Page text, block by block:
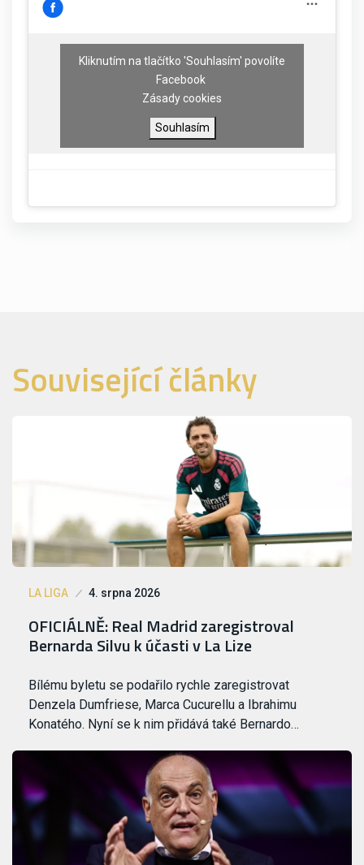
Kliknutím na tlačítko 'Souhlasím' povolíte
Facebook
Zásady cookies
Souhlasím
Související články
LA LIGA 4. srpna 2026
OFICIÁLNĚ: Real Madrid zaregistroval
Bernarda Silvu k účasti v La Lize
Bílému byletu se podařilo rychle zaregistrovat
Denzela Dumfriese, Marca Cucurellu a Ibrahimu
Konatého. Nyní se k nim přidává také Bernardo…